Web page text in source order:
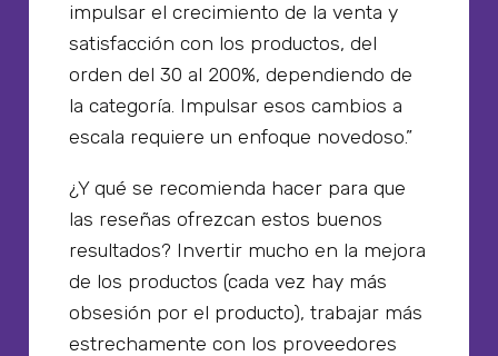
impulsar el crecimiento de la venta y
satisfacción con los productos, del
orden del 30 al 200%, dependiendo de
la categoría. Impulsar esos cambios a
escala requiere un enfoque novedoso.”
¿Y qué se recomienda hacer para que
las reseñas ofrezcan estos buenos
resultados? Invertir mucho en la mejora
de los productos (cada vez hay más
obsesión por el producto), trabajar más
estrechamente con los proveedores